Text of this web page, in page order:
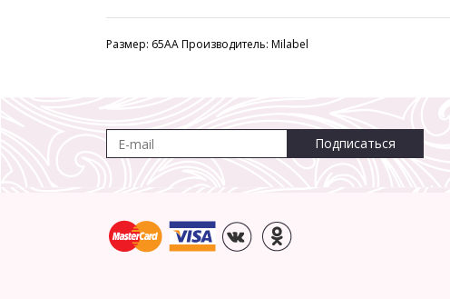
Размер: 65AA Производитель: Milabel
Подписаться